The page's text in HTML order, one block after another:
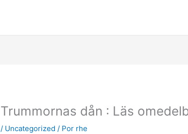
Trummornas dån : Läs
/ Uncategorized / Por rhe